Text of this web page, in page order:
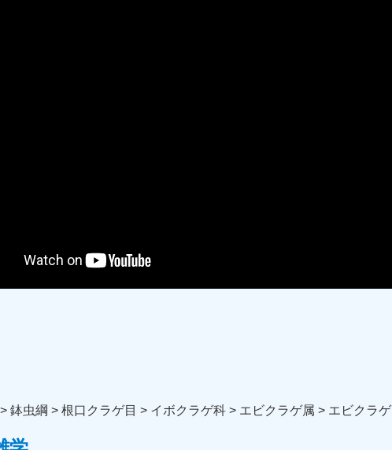
鉢虫綱 > 根口クラゲ目 > イボクラゲ科 > エビクラゲ属 > エビクラゲ